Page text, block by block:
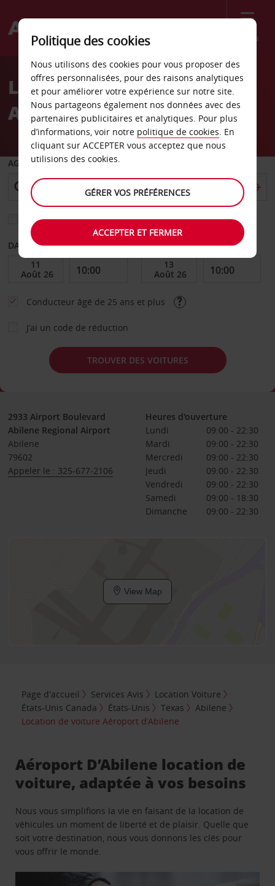
Menu
Welcome
AvisLocation de voiture
Aéroport d’Abilene
AGENCE DE DÉPART
Sélectionnez une autre agence de retour
DATE DE DÉBUT DATE DE FIN
Conducteur âgé de 25 ans et plus
J’ai un code de réduction
TROUVER DES VOITURES
2933 Airport Boulevard
Abilene Regional Airport
Abilene
79602
Appeler le : 325-677-2106
Heures d'ouverture
Lundi
09:00 - 22:30
Mardi
09:00 - 22:30
Mercredi
09:00 - 22:30
Jeudi
09:00 - 22:30
Vendredi
09:00 - 22:30
Samedi
09:00 - 18:30
Dimanche
09:00 - 22:30
View Map
Page d'accueil Services Avis
Location Voiture
États-Unis Canada
États-Unis Texas
Abilene
Location de voiture Aéroport d’Abilene
Aéroport D’Abilene location de
voiture, adaptée à vos besoins
Nous vous simplifions la vie en faisant de la location de
véhicules un moment de liberté et de plaisir. Quelle que
soit votre destination, nous vous donnons les clés pour
vous offrir le monde.
Politique des cookies
Nous utilisons des cookies pour vous proposer des
offres personnalisées, pour des raisons analytiques
et pour améliorer votre expérience sur notre site.
Nous partageons également nos données avec des
partenaires publicitaires et analytiques. Pour plus
d’informations, voir notre politique de cookies. En
cliquant sur ACCEPTER vous acceptez que nous
utilisions des cookies.
GÉRER VOS PRÉFÉRENCES
ACCEPTER ET FERMER